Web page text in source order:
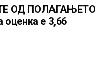
ОД ПОЛАГАЊЕТО
е 3,66